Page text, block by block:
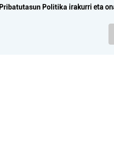
Pribatutasun Politika irakurri eta